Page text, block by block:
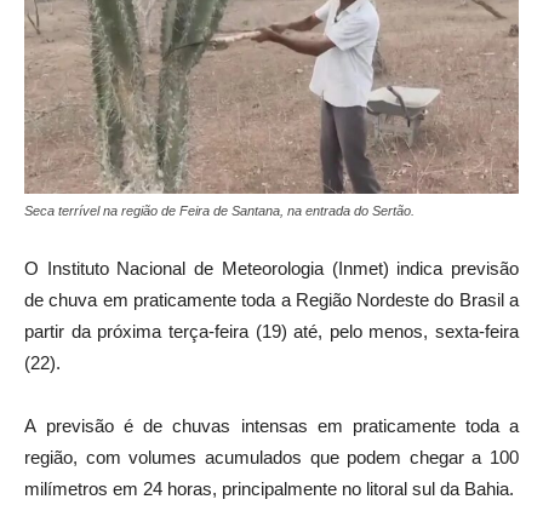
Seca terrível na região de Feira de Santana, na entrada do Sertão.
O Instituto Nacional de Meteorologia (Inmet) indica previsão
de chuva em praticamente toda a Região Nordeste do Brasil a
partir da próxima terça-feira (19) até, pelo menos, sexta-feira
(22).
A previsão é de chuvas intensas em praticamente toda a
região, com volumes acumulados que podem chegar a 100
milímetros em 24 horas, principalmente no litoral sul da Bahia.